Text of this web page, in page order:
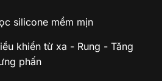
silicone mềm mịn
khiển từ xa - Rung - Tăng
phấn